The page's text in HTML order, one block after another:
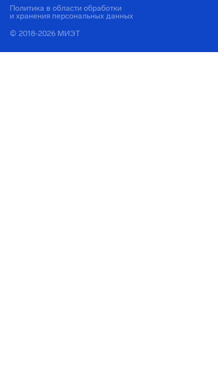
© 2018-2026 МИЭТ
Политика в области обработки
и хранения персональных данных